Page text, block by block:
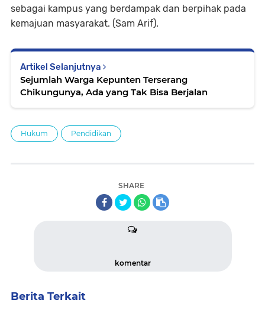
sebagai kampus yang berdampak dan berpihak pada
kemajuan masyarakat. (Sam Arif).
Artikel Selanjutnya
Sejumlah Warga Kepunten Terserang
Chikungunya, Ada yang Tak Bisa Berjalan
Hukum Pendidikan
SHARE
komentar
Berita Terkait